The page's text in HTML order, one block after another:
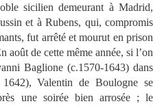
sicilien demeurant à Madrid,
et à Rubens, qui, compromis
fut arrêté et mourut en prison
août de cette même année, si l’on
Baglione (c.1570-1643) dans
1642), Valentin de Boulogne se
une soirée bien arrosée ; le